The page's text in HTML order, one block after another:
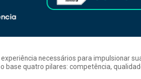
necessários para impulsionar
base quatro pilares: competência,